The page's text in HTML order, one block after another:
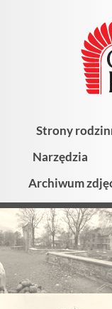
Strony
Narzędzia
Archiwum